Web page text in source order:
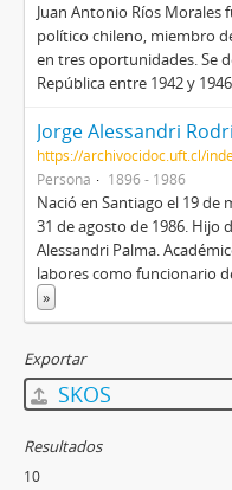
Juan Antonio Ríos
político chileno, miembro
en tres oportunidades. Se
República entre 1942 y
Jorge Alessandri
https://archivocidoc.uft.cl/
Persona
1896 - 1986
Nació en Santiago el 19 de
31 de agosto de 1986. Hijo
Alessandri Palma.
labores como funcionario
»
Exportar
SKOS
Resultados
10